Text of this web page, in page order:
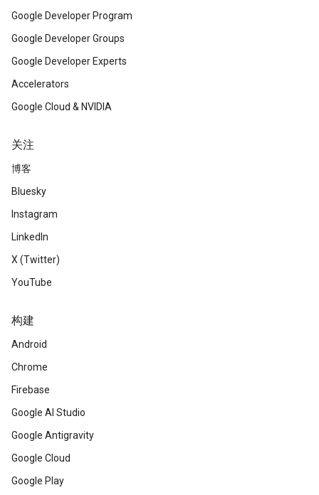
Google Developer Program
Google Developer Groups
Google Developer Experts
Accelerators
Google Cloud & NVIDIA
关注
博客
Bluesky
Instagram
LinkedIn
X (Twitter)
YouTube
构建
Android
Chrome
Firebase
Google AI Studio
Google Antigravity
Google Cloud
Google Play